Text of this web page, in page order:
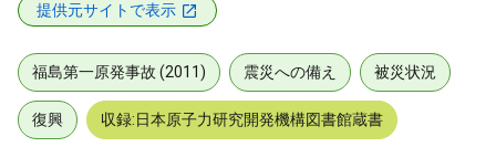
提供元サイトで表示
福島第一原発事故 (2011) 震災への備え 被災状況
復興 収録:日本原子力研究開発機構図書館蔵書